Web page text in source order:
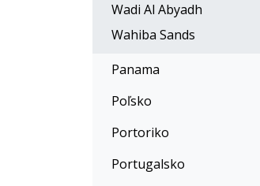
Wadi Al Abyadh
Wahiba Sands
Panama
Poľsko
Portoriko
Portugalsko